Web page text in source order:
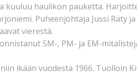
kuuluu haulikon pauketta.
Puheenjohtaja Jussi Räty ja
vierestä.
SM-, PM- ja EM-
ikään vuodesta 1966. Tuolloin